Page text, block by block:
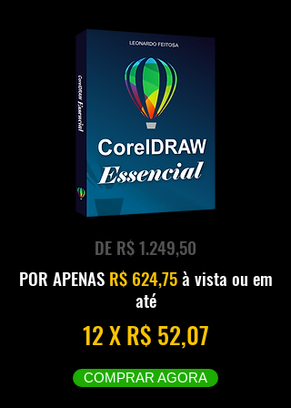
DE R$ 1.249,50
POR APENASR$ 624,75à vista ou em
até
12 X R$ 52,07
COMPRAR AGORA